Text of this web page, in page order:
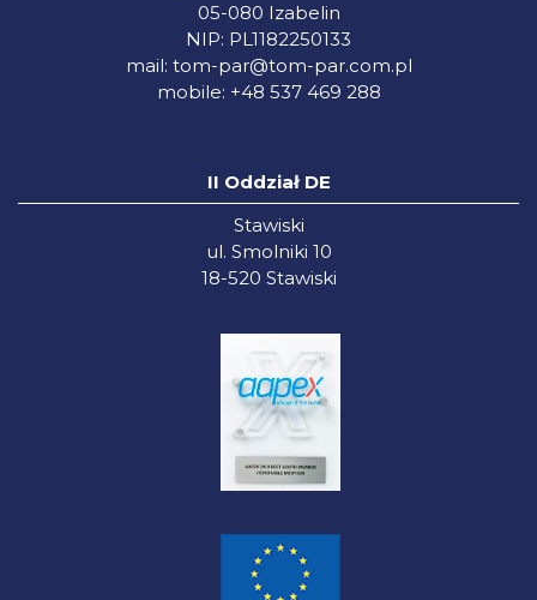
05-080 Izabelin
NIP: PL1182250133
mail: tom-par@tom-par.com.pl
mobile: +48 537 469 288
II Oddział DE
Stawiski
ul. Smolniki 10
18-520 Stawiski